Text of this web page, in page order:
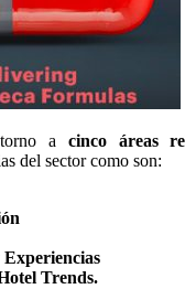
a cinco áreas
del sector como son:
Experiencias
Trends.